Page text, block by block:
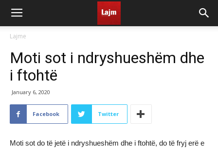
Lajme
Moti sot i ndryshueshëm dhe
i ftohtë
January 6, 2020
Facebook Twitter
Moti sot do të jetë i ndryshueshëm dhe i ftohtë, do të fryj erë e